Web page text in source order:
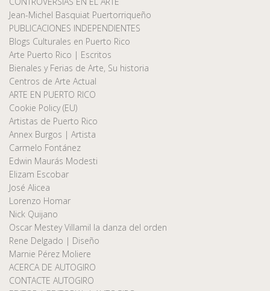
Jean-Michel Basquiat Puertorriqueño
PUBLICACIONES INDEPENDIENTES
Blogs Culturales en Puerto Rico
Arte Puerto Rico | Escritos
Bienales y Ferias de Arte, Su historia
Centros de Arte Actual
ARTE EN PUERTO RICO
Cookie Policy (EU)
Artistas de Puerto Rico
Annex Burgos | Artista
Carmelo Fontánez
Edwin Maurás Modesti
Elizam Escobar
José Alicea
Lorenzo Homar
Nick Quijano
Oscar Mestey Villamil la danza del orden
Rene Delgado | Diseño
Marnie Pérez Moliere
ACERCA DE AUTOGIRO
CONTACTE AUTOGIRO